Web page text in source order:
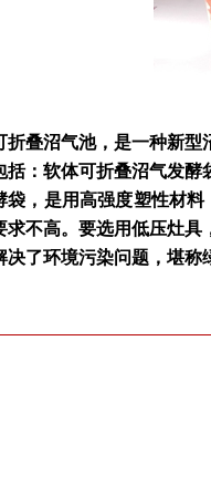
堰
折叠沼气池，是一种新型
括：软体可折叠沼气发
袋，是用高强度塑性材
求不高。要选用低压灶具
决了环境污染问题，堪称